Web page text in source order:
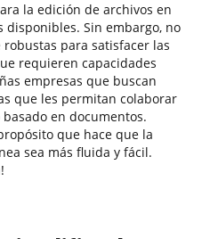
la edición de archivos en
disponibles. Sin embargo, no
para satisfacer las
requieren capacidades
empresas que buscan
que les permitan colaborar
en documentos.
que hace que la
sea más fluida y fácil.